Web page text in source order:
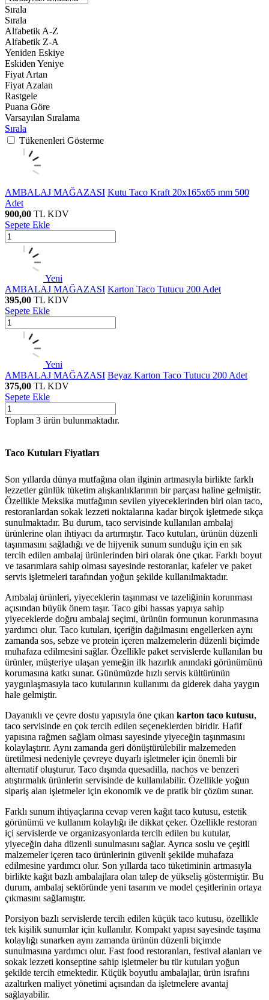
Sırala
Sırala
Alfabetik A-Z
Alfabetik Z-A
Yeniden Eskiye
Eskiden Yeniye
Fiyat Artan
Fiyat Azalan
Rastgele
Puana Göre
Varsayılan Sıralama
Sırala
Tükenenleri Gösterme
AMBALAJ MAĞAZASI Kutu Taco Kraft 20x165x65 mm 500
Adet
900,00 TL KDV
Sepete Ekle
Yeni
AMBALAJ MAĞAZASI Karton Taco Tutucu 200 Adet
395,00 TL KDV
Sepete Ekle
Yeni
AMBALAJ MAĞAZASI Beyaz Karton Taco Tutucu 200 Adet
375,00 TL KDV
Sepete Ekle
Toplam 3 ürün bulunmaktadır.
Taco Kutuları Fiyatları
Son yıllarda dünya mutfağına olan ilginin artmasıyla birlikte farklı
lezzetler günlük tüketim alışkanlıklarının bir parçası haline gelmiştir.
Özellikle Meksika mutfağının sevilen yiyeceklerinden biri olan taco,
restoranlardan sokak lezzeti noktalarına kadar birçok işletmede sıkça
sunulmaktadır. Bu durum, taco servisinde kullanılan ambalaj
ürünlerine olan ihtiyacı da artırmıştır. Taco kutuları, ürünün düzenli
taşınmasını sağladığı ve de hijyenik sunum sunduğu için en sık
tercih edilen ambalaj ürünlerinden biri olarak öne çıkar. Farklı boyut
ve tasarımlara sahip olması sayesinde restoranlar, kafeler ve paket
servis işletmeleri tarafından yoğun şekilde kullanılmaktadır.
Ambalaj ürünleri, yiyeceklerin taşınması ve tazeliğinin korunması
açısından büyük önem taşır. Taco gibi hassas yapıya sahip
yiyeceklerde doğru ambalaj seçimi, ürünün formunun korunmasına
yardımcı olur. Taco kutuları, içeriğin dağılmasını engellerken aynı
zamanda sos, sebze ve protein içeren malzemelerin düzenli biçimde
muhafaza edilmesini sağlar. Özellikle paket servislerde kullanılan bu
ürünler, müşteriye ulaşan yemeğin ilk hazırlık anındaki görünümünü
korumasına katkı sunar. Günümüzde hızlı servis kültürünün
yaygınlaşmasıyla taco kutularının kullanımı da giderek daha yaygın
hale gelmiştir.
Dayanıklı ve çevre dostu yapısıyla öne çıkan karton taco kutusu,
taco servisinde en çok tercih edilen seçeneklerden biridir. Hafif
yapısına rağmen sağlam olması sayesinde yiyeceğin taşınmasını
kolaylaştırır. Aynı zamanda geri dönüştürülebilir malzemeden
üretilmesi nedeniyle çevreye duyarlı işletmeler için önemli bir
alternatif oluşturur. Taco dışında quesadilla, nachos ve benzeri
atıştırmalık ürünlerin servisinde de kullanılabilir. Özellikle yoğun
sipariş alan işletmeler için ekonomik ve de pratik bir çözüm sunar.
Farklı sunum ihtiyaçlarına cevap veren kağıt taco kutusu, estetik
görünümü ve kullanım kolaylığı ile dikkat çeker. Özellikle restoran
içi servislerde ve organizasyonlarda tercih edilen bu kutular,
yiyeceğin daha düzenli sunulmasını sağlar. Ayrıca soslu ve çeşitli
malzemeler içeren taco ürünlerinin güvenli şekilde muhafaza
edilmesine yardımcı olur. Son yıllarda taco tüketiminin artmasıyla
birlikte kağıt bazlı ambalajlara olan talep de yükseliş göstermiştir. Bu
durum, ambalaj sektöründe yeni tasarım ve model çeşitlerinin ortaya
çıkmasını sağlamıştır.
Porsiyon bazlı servislerde tercih edilen küçük taco kutusu, özellikle
tek kişilik sunumlar için kullanılır. Kompakt yapısı sayesinde taşıma
kolaylığı sunarken aynı zamanda ürünün düzenli biçimde
sunulmasına yardımcı olur. Fast food restoranları, festival alanları ve
sokak lezzeti konseptine sahip işletmeler bu tür kutuları yoğun
şekilde tercih etmektedir. Küçük boyutlu ambalajlar, ürün israfını
azaltırken maliyet yönetimi açısından da işletmelere avantaj
sağlayabilir.